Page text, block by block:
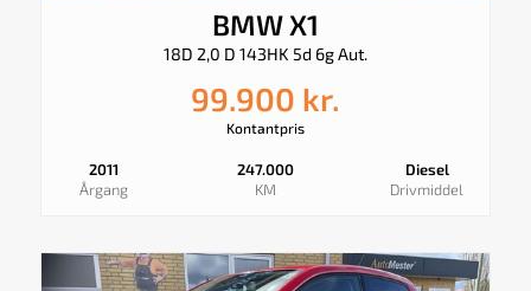
BMW X1
18D 2,0 D 143HK 5d 6g Aut.
99.900 kr.
Kontantpris
2011
Årgang
247.000
KM
Diesel
Drivmiddel